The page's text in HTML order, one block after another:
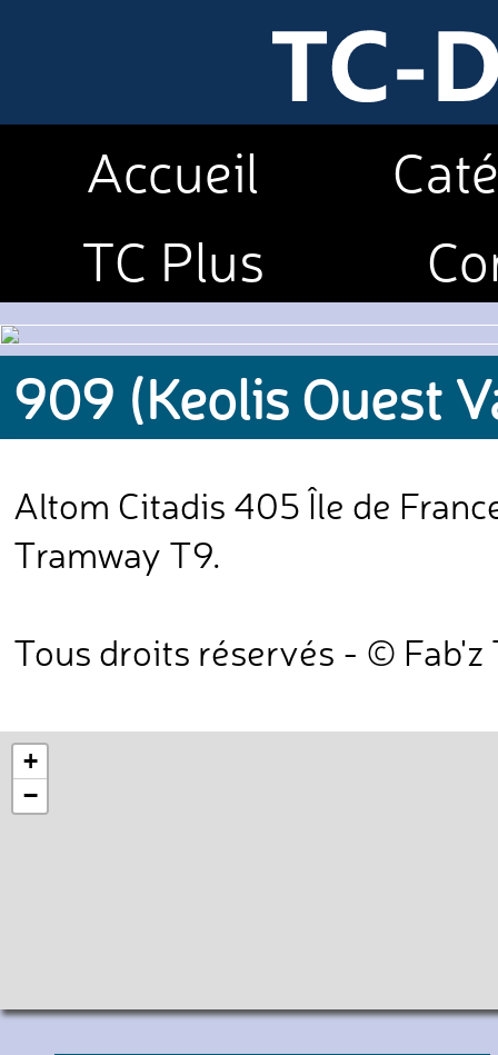
Accueil
TC Plus
909 (Keolis Ouest
Altom Citadis 405 Île de
Tramway T9.
Tous droits réservés - © Fab'z
+
−